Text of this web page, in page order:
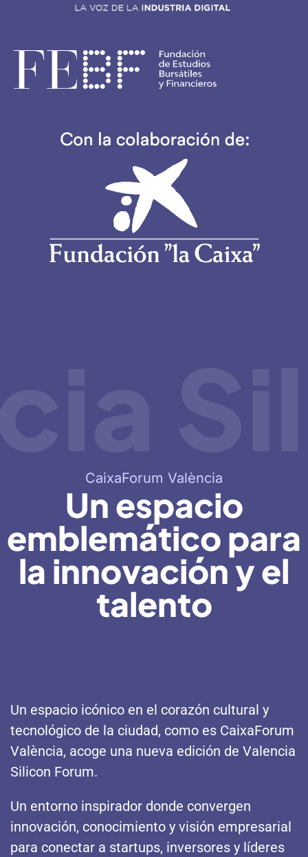
CaixaForum València
Un espacio
emblemático para
la innovación y el
talento
Un espacio icónico en el corazón cultural y
tecnológico de la ciudad, como es CaixaForum
València, acoge una nueva edición de Valencia
Silicon Forum.
Un entorno inspirador donde convergen
innovación, conocimiento y visión empresarial
para conectar a startups, inversores y líderes